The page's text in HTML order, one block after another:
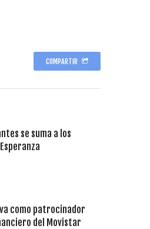
COMPARTIR
se suma a los
como patrocinador
del Movistar